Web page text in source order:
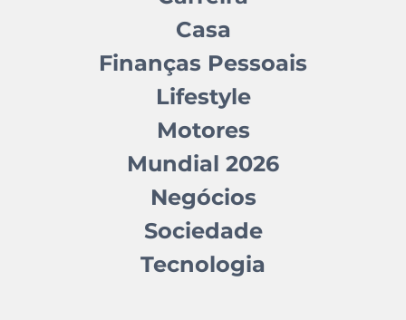
Casa
Finanças Pessoais
Lifestyle
Motores
Mundial 2026
Negócios
Sociedade
Tecnologia